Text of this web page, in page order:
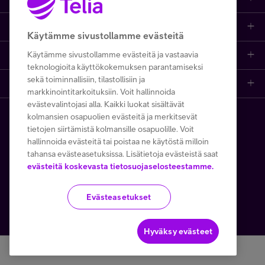
Asiakastuki
Minun Telia
EN SV
Mobiililaajakaista
Prepaid-liittymät
TV ja viihde
iPhone 17
Samsung S26
Viaplay
TV-ohjelmat
Suoratoistopalvelut
Mikä on 5G?
Etsi apua ja ohjeita
Tilauksen peruuttaminen
Opi ja inspiroidu
Nopeustesti (speed test)
Hinnastot
Telia Helppi -tukipalvelu
Häiriötiedotteet
Ota yhteyttä
Asiakaspalvelun yhteystiedot
Asioi kirjautuneena
Etsi Telia Kauppa
Yhteystiedot yrityksille
Minun Telia -sovellus
Telia Finland
Telia yrityksenä
Medialle
Avoimet työpaikat
Kesätyöt ja opiskelijat
Yritysvastuu
Copyright Telia Company 2026 Tietosuoja ja -turva
Käyttöehdot Evästeiden käyttö
Käytämme tällä verkkosivustolla Google reCAPTCHAa
Käytämme sivustollamme evästeitä
Käytämme sivustollamme evästeitä ja vastaavia
teknologioita käyttökokemuksen parantamiseksi
sekä toiminnallisiin, tilastollisiin ja
markkinointitarkoituksiin. Voit hallinnoida
evästevalintojasi alla. Kaikki luokat sisältävät
kolmansien osapuolien evästeitä ja merkitsevät
tietojen siirtämistä kolmansille osapuolille. Voit
hallinnoida evästeitä tai poistaa ne käytöstä milloin
tahansa evästeasetuksissa. Lisätietoja evästeistä saat
evästeitä koskevasta tietosuojaselosteestamme.
Evästeasetukset
Hyväksy evästeet